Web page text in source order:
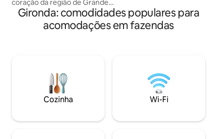
coração da região de Grande
Champagne, em Cognac.
Cuidadosamente renovado para
oferecer um espaçoso layout em plano
criado para garantir uma estadia
inesquecível, desde comodidades
modernas até aqueles toques rústicos
encantadores. Perfeito para essas
rejuvenescedora. O melhor retiro para
para o
viajantes em trânsito. Para
vêm com um
para carros
Gironda: comodidades populares para
acomodações em fazendas
Cozinha Wi-Fi